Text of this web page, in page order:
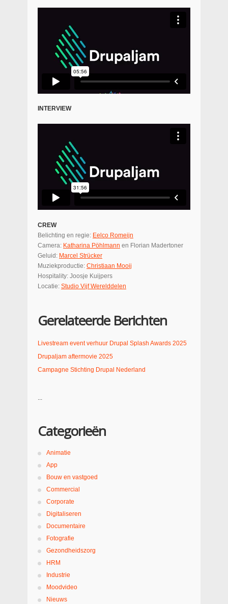
INTERVIEW
CREW
Belichting en regie: Eelco Romeijn
Camera: Katharina Pöhlmann en Florian Madertoner
Geluid: Marcel Strücker
Muziekproductie: Christiaan Mooij
Hospitality: Joosje Kuijpers
Locatie: Studio Vijf Werelddelen
Gerelateerde Berichten
Livestream event verhuur Drupal Splash Awards 2025
Drupaljam aftermovie 2025
Campagne Stichting Drupal Nederland
...
Categorieën
Animatie
App
Bouw en vastgoed
Commercial
Corporate
Digitaliseren
Documentaire
Fotografie
Gezondheidszorg
HRM
Industrie
Moodvideo
Nieuws